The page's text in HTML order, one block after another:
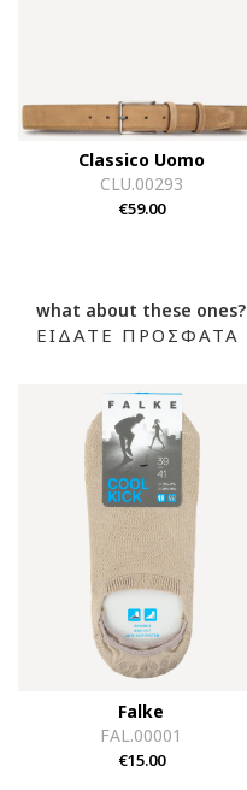
Classico Uomo
CLU.00293
€59.00
what about these ones?
ΕΙΔΑΤΕ ΠΡΟΣΦΑΤΑ
Falke
FAL.00001
€15.00